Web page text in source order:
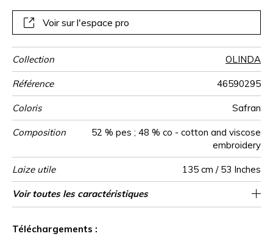
de broderie en viscose apporte sa touche de raffinement
avec un léger reflet lumineux. La toile de fond en polyester
coton se coordonne parfaitement avec notre uni Gaïa
Voir sur l'espace pro
Collection OLINDA
Référence 46590295
Coloris Safran
Composition
52 % pes ; 48 % co - cotton and viscose
embroidery
Laize utile 135 cm / 53 Inches
Rétrécissement <3%
Raccord Raccord droit
Sens De large
Poids g/m² 355
Performance
Accoustique
aw - 0.15
Usage
Entretien
Pays d'origine Inde
Rapport
Horizontal
45 cm / 18 Inches
Rapport
Vertical
32 cm / 13 Inches
Voir toutes les caractéristiques
Téléchargements :